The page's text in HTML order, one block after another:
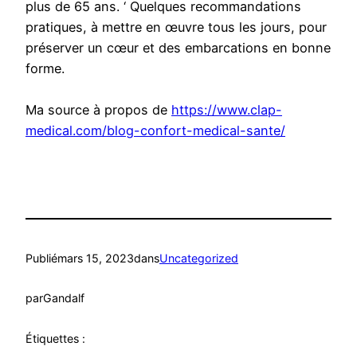
plus de 65 ans. ‘ Quelques recommandations
pratiques, à mettre en œuvre tous les jours, pour
préserver un cœur et des embarcations en bonne
forme.
Ma source à propos de https://www.clap-
medical.com/blog-confort-medical-sante/
Publiémars 15, 2023dansUncategorized
parGandalf
Étiquettes :